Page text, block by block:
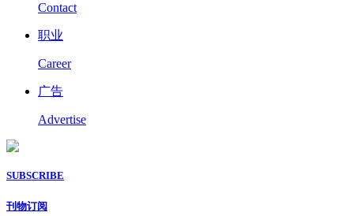
Contact
职业
Career
广告
Advertise
SUBSCRIBE
刊物订阅